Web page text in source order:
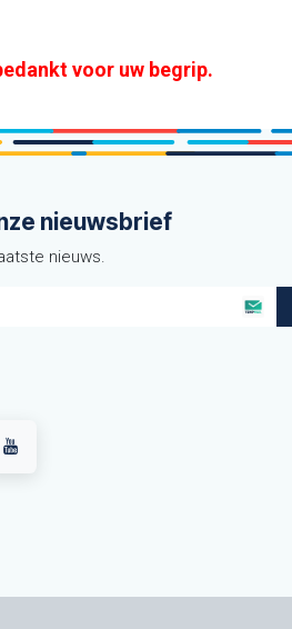
voor uw ​begrip.
nieuwsbrief
nieuws.